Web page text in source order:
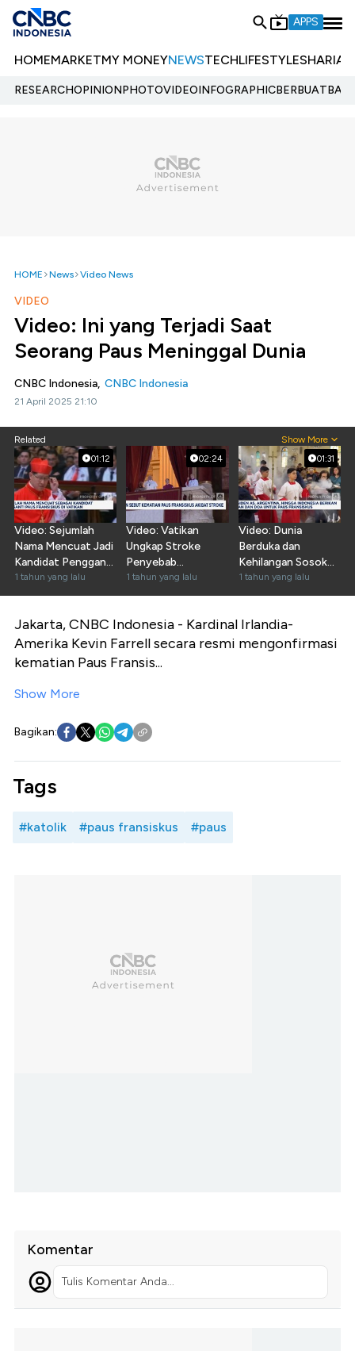
APPS
HOMEMARKETMY MONEYNEWSTECHLIFESTYLESHARIA
RESEARCHOPINIONPHOTOVIDEOINFOGRAPHIC
HOME News Video News
VIDEO
Video: Ini yang Terjadi Saat
Seorang Paus Meninggal Dunia
CNBC Indonesia, CNBC Indonesia
21 April 2025 21:10
Related Show More
01:12
Video: Sejumlah
Nama Mencuat Jadi
Kandidat Pengganti
Paus di Vatikan
1 tahun yang lalu
02:24
Video: Vatikan
Ungkap Stroke
Penyebab
Meninggalnya Paus
Fransiskus
1 tahun yang lalu
01:31
Video: Dunia
Berduka dan
Kehilangan Sosok
Paus Fransiskus
1 tahun yang lalu
Jakarta, CNBC Indonesia - Kardinal Irlandia-
Amerika Kevin Farrell secara resmi mengonfirmasi
kematian Paus Fransis...
Show More
Bagikan:
Tags
#katolik #paus fransiskus #paus
Komentar
Tulis Komentar Anda...